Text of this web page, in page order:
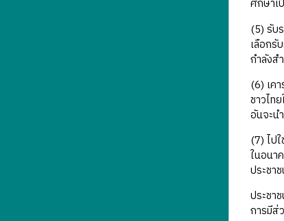
ศึกษาเ
(5) รับ
เลือกรั
กำลังส
(6) เค
ชาวไท
อันจะน
(7) ไป
ในอนา
ประชา
ประชา
การมีส่